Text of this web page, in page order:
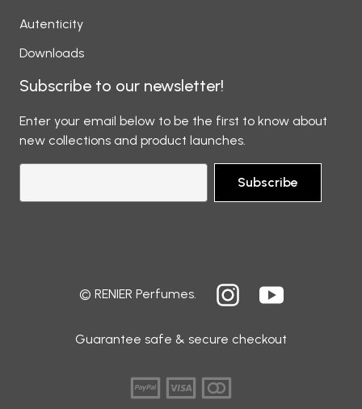
Autenticity
Downloads
Subscribe to our newsletter!
Enter your email below to be the first to know about
new collections and product launches.
Subscribe
© RENIER Perfumes.
Guarantee safe & secure checkout